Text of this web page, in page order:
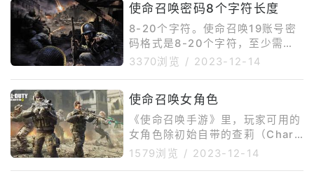
使命召唤密码8个字符长度
8-20个字符。使命召唤19账号密
码格式是8-20个字符，至少需要1
个字母和1个数字，不能用连续的
3370浏览 / 2023-12-14
使命召唤女角色
《使命召唤手游》里，玩家可用的
女角色除初始自带的查莉（Charl
y）之外，还有莱斯丽，撒拉弗
1579浏览 / 2023-12-14